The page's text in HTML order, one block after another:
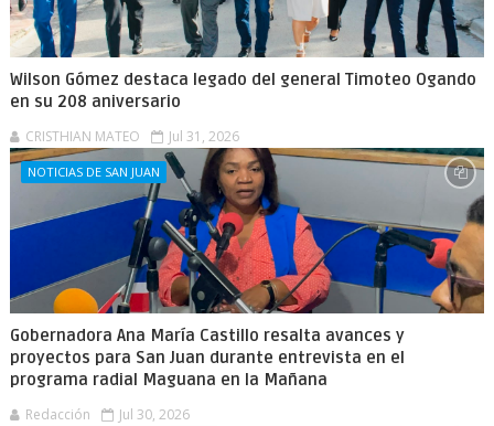
Wilson Gómez destaca legado del general Timoteo Ogando
en su 208 aniversario
CRISTHIAN MATEO Jul 31, 2026
NOTICIAS DE SAN JUAN
Gobernadora Ana María Castillo resalta avances y
proyectos para San Juan durante entrevista en el
programa radial Maguana en la Mañana
Redacción Jul 30, 2026